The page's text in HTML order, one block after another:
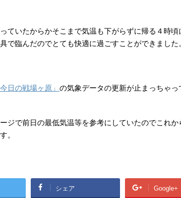
ていたからかそこまで気温も下がらずに帰る４時頃
で臨んだのでとても快適に過ごすことができました
日の戦場ヶ原」 の気象データの更新が止まっちゃっ
ジで前日の最低気温等を参考にしていたのでこれか
。
シェア Google+